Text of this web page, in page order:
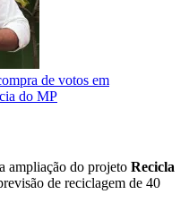
de votos em
do MP
ampliação do projeto Recicla
de reciclagem de 40